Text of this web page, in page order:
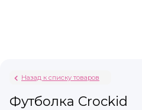
Назад к списку товаров
Футболка Crockid